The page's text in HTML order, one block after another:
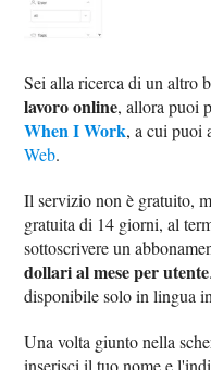
Sei alla ricerca di un altro
lavoro online, allora puoi
When I Work, a cui puoi
Web.
Il servizio non è gratuito,
gratuita di 14 giorni, al
sottoscrivere un
dollari al mese per utente
disponibile solo in lingua
Una volta giunto nella
inserisci il tuo nome e